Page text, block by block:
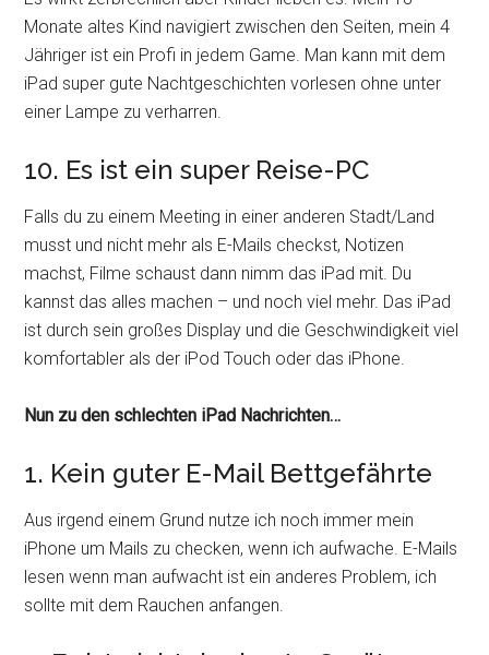
Monate altes Kind navigiert zwischen den Seiten, mein 4
Jähriger ist ein Profi in jedem Game. Man kann mit dem
iPad super gute Nachtgeschichten vorlesen ohne unter
einer Lampe zu verharren.
10. Es ist ein super Reise-PC
Falls du zu einem Meeting in einer anderen Stadt/Land
musst und nicht mehr als E-Mails checkst, Notizen
machst, Filme schaust dann nimm das iPad mit. Du
kannst das alles machen – und noch viel mehr. Das iPad
ist durch sein großes Display und die Geschwindigkeit viel
komfortabler als der iPod Touch oder das iPhone.
Nun zu den schlechten iPad Nachrichten…
1. Kein guter E-Mail Bettgefährte
Aus irgend einem Grund nutze ich noch immer mein
iPhone um Mails zu checken, wenn ich aufwache. E-Mails
lesen wenn man aufwacht ist ein anderes Problem, ich
sollte mit dem Rauchen anfangen.